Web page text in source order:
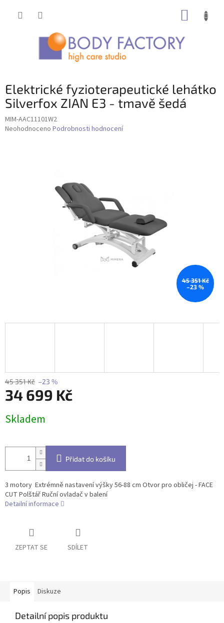
Elektrické fyzioterapeutické lehátko
Silverfox ZIAN E3 - tmavě šedá
MIM-AAC11101W2
Průměrné
Neohodnoceno Podrobnosti hodnocení
45 351 Kč
–23 %
45 351 Kč –23 %
34 699 Kč
cena:
Skladem
Přidat do košíku
3 motory Extrémně nastavení výšky 56-88 cm Otvor pro obličej - FACE
CUT Polštář Ruční ovladač v balení
Detailní informace
ZEPTAT SE SDÍLET
Popis Diskuze
Detailní popis produktu